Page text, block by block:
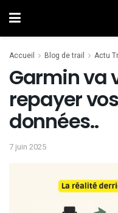
Accueil Blog de trail Actu
Garmin va
repayer
données..
7 juin 2025